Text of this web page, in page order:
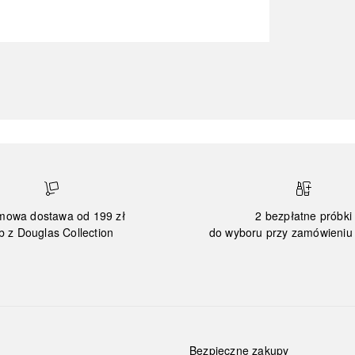
dostawa od 199 zł
z Douglas Collection
2 bezpłatne próbki
do wyboru przy zamówieniu
Bezpieczne zakupy